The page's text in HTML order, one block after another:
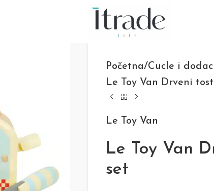
Početna Cucle i
Le Toy Van Drveni
Le Toy Van
Le Toy Van
set